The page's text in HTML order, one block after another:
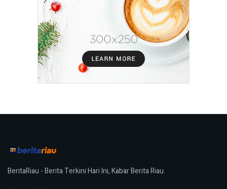
BeritaRiau - Berita Terkini Hari Ini, Kabar Berita Riau.